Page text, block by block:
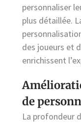
personnaliser
plus détaillée.
des joueurs et
enrichissent
de
La profondeur